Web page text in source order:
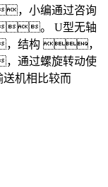
，小编通过咨询
。 U型无轴
，结构 ，
通过螺旋转动使
机相比较而